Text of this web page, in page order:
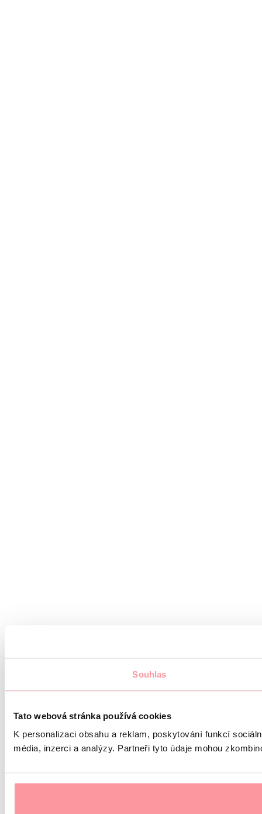
Souhlas
Tato webová stránka používá cookies
K personalizaci obsahu a reklam, poskytování funkcí
média, inzerci a analýzy. Partneři tyto údaje mohou